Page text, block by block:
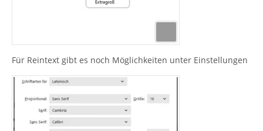
Für Reintext gibt es noch Möglichkeiten unter Einstellungen